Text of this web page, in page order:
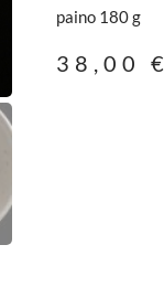
paino 180 g
38,00 €